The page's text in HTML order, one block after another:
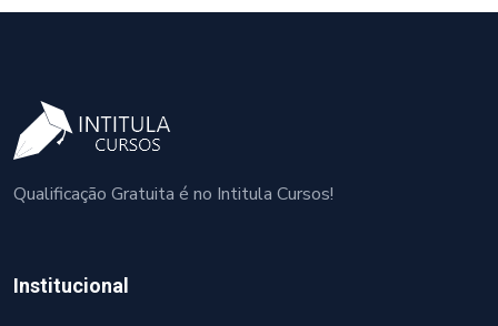
Qualificação Gratuita é no Intitula Cursos!
Institucional